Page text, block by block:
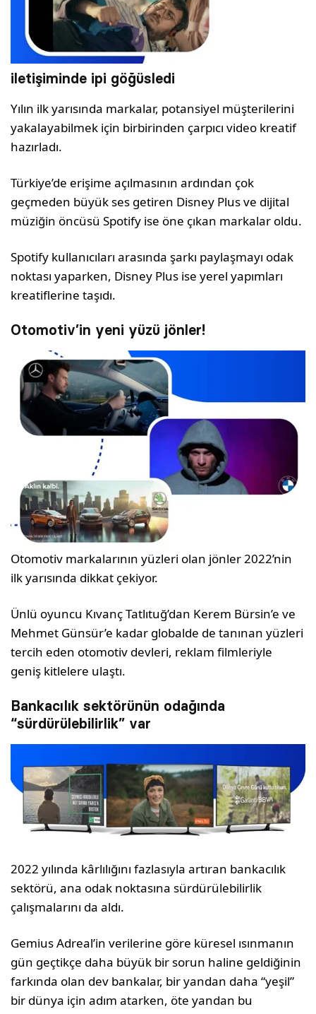
iletişiminde ipi göğüsledi
Yılın ilk yarısında markalar, potansiyel müşterilerini
yakalayabilmek için birbirinden çarpıcı video kreatif
hazırladı.
Türkiye’de erişime açılmasının ardından çok
geçmeden büyük ses getiren Disney Plus ve dijital
müziğin öncüsü Spotify ise öne çıkan markalar oldu.
Spotify kullanıcıları arasında şarkı paylaşmayı odak
noktası yaparken, Disney Plus ise yerel yapımları
kreatiflerine taşıdı.
Otomotiv’in yeni yüzü jönler!
Otomotiv markalarının yüzleri olan jönler 2022’nin
ilk yarısında dikkat çekiyor.
Ünlü oyuncu Kıvanç Tatlıtuğ’dan Kerem Bürsin’e ve
Mehmet Günsür’e kadar globalde de tanınan yüzleri
tercih eden otomotiv devleri, reklam filmleriyle
geniş kitlelere ulaştı.
Bankacılık sektörünün odağında
“sürdürülebilirlik” var
2022 yılında kârlılığını fazlasıyla artıran bankacılık
sektörü, ana odak noktasına sürdürülebilirlik
çalışmalarını da aldı.
Gemius Adreal’in verilerine göre küresel ısınmanın
gün geçtikçe daha büyük bir sorun haline geldiğinin
farkında olan dev bankalar, bir yandan daha “yeşil”
bir dünya için adım atarken, öte yandan bu